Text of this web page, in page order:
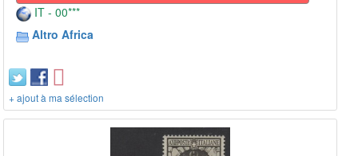
IT - 00***
Altro Africa
+ ajout à ma sélection